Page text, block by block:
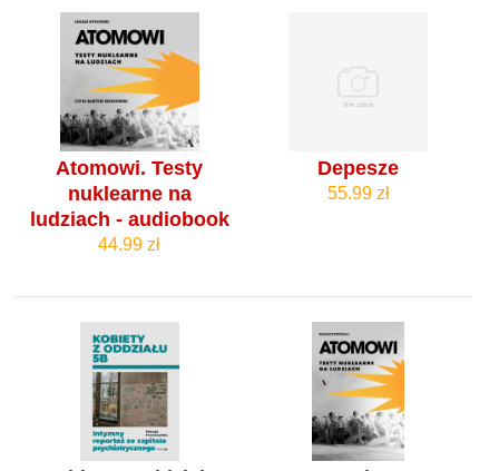
Atomowi. Testy
nuklearne na
ludziach - audiobook
44.99 zł
Depesze
55.99 zł